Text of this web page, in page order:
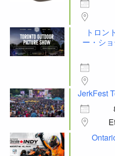
トロン
ー・シ
JerkFest